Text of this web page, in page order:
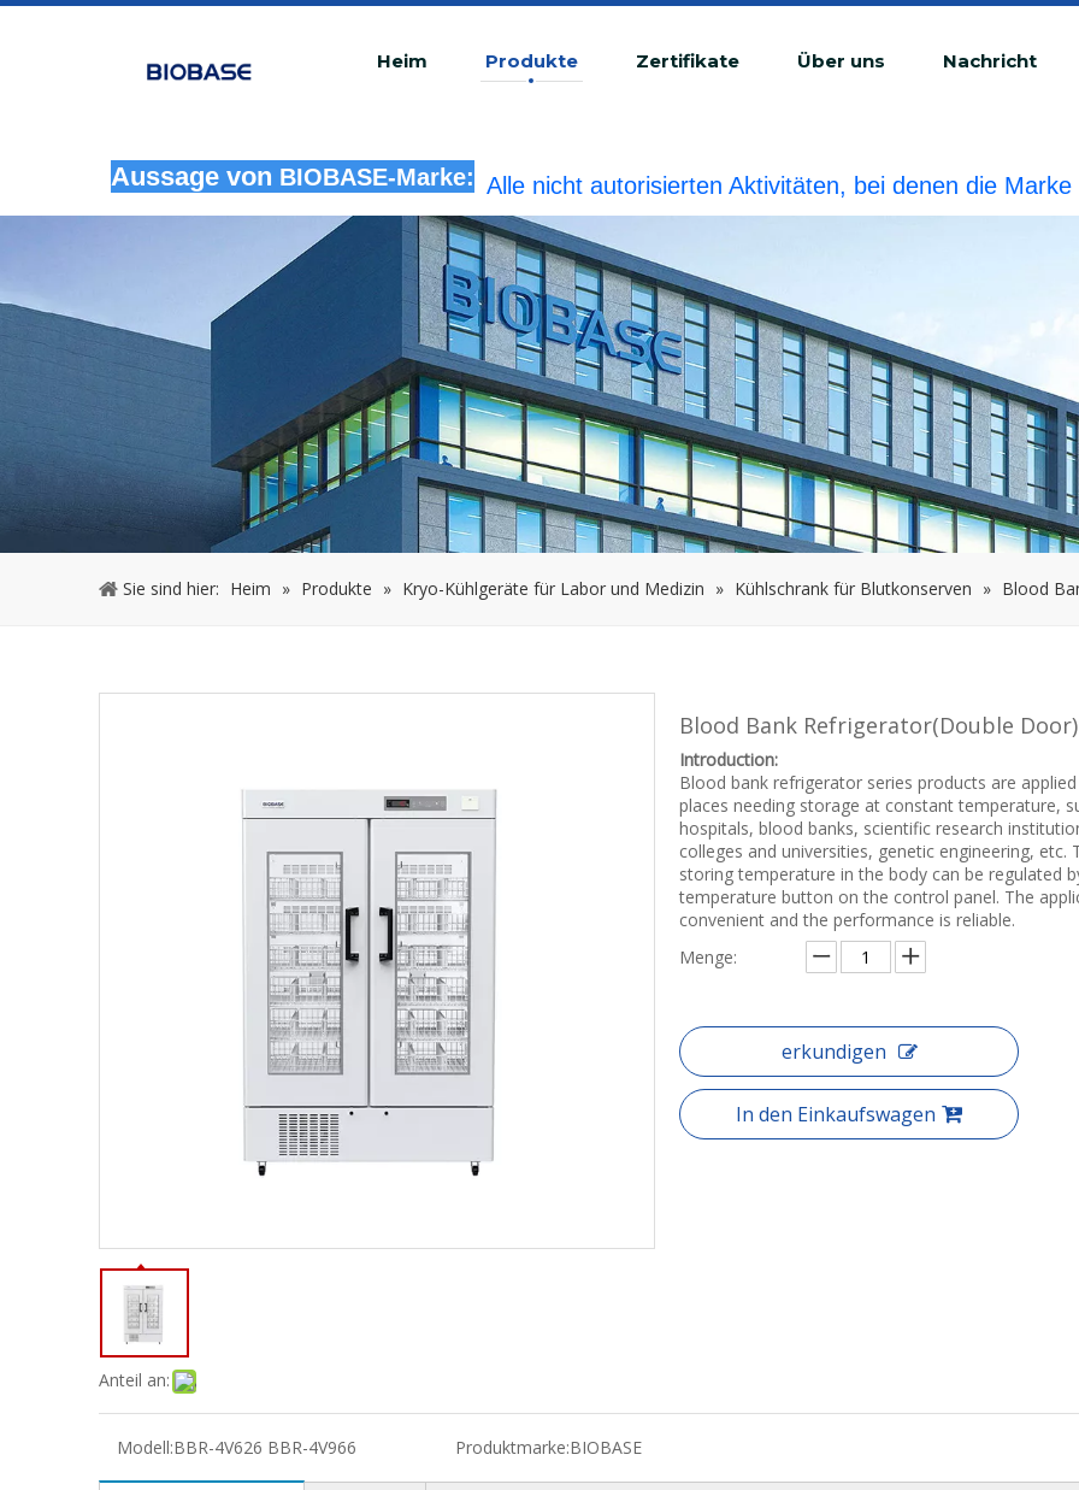
Heim Produkte Zertifikate Über uns Nachricht
Aussage von BIOBASE-Marke:
rechtswidrige Verletzung betrachtet.BIOBASE wird die
Sie sind hier: Heim » Produkte » Kryo-Kühlgeräte für Labor und Medizin » Kühlschrank für Blutkonserven » Blood
Anteil an:
Blood Bank Refrigerator(Double Door)
Introduction:
Blood bank refrigerator series products are
places needing storage at constant temperature,
hospitals, blood banks, scientific research
colleges and universities, genetic engineering, etc.
storing temperature in the body can be regulated
temperature button on the control panel. The
convenient and the performance is reliable.
Menge:
erkundigen
In den Einkaufswagen
Modell:BBR-4V626 BBR-4V966 Produktmarke:BIOBASE